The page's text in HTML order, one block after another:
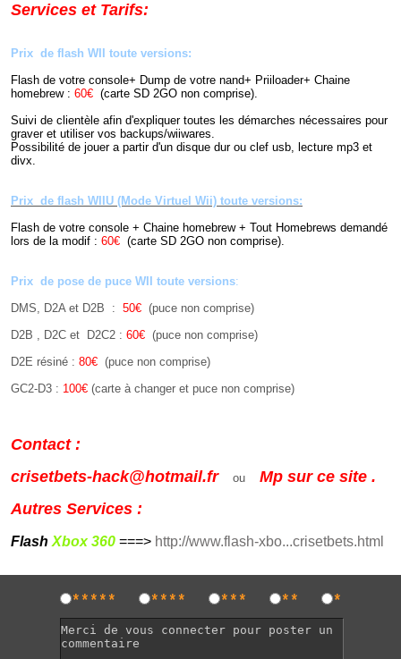
Services et Tarifs:
Prix de flash WII toute versions:
Flash de votre console+ Dump de votre nand+ Priiloader+ Chaine
homebrew : 60€ (carte SD 2GO non comprise).
Suivi de clientèle afin d'expliquer toutes les démarches nécessaires pour
graver et utiliser vos backups/wiiwares.
Possibilité de jouer a partir d'un disque dur ou clef usb, lecture mp3 et
divx.
Prix de flash WIIU (Mode Virtuel Wii) toute versions:
Flash de votre console + Chaine homebrew + Tout Homebrews demandé
lors de la modif : 60€ (carte SD 2GO non comprise).
Prix de pose de puce WII toute versions:
DMS, D2A et D2B : 50€ (puce non comprise)
D2B , D2C et D2C2 : 60€ (puce non comprise)
D2E résiné : 80€ (puce non comprise)
GC2-D3 : 100€ (carte à changer et puce non comprise)
Contact :
crisetbets-hack@hotmail.frou
Mp sur ce site .
Autres Services :
Flash Xbox 360 ===> http://www.flash-xbo...crisetbets.html
***** **** *** ** *